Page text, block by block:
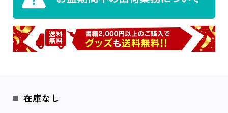
在庫なし